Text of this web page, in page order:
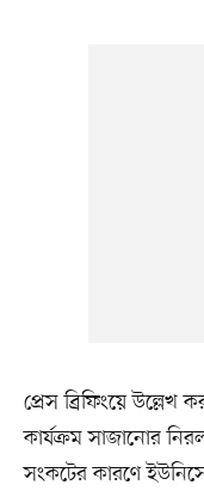
প্রেস ব্রিফিংয়ে
কার্যক্রম সাজানোর
সংকটের কারণে